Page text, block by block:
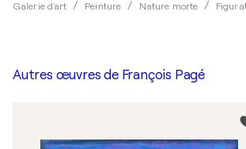
Galerie d'art Peinture Nature morte
Autres œuvres de François Pagé